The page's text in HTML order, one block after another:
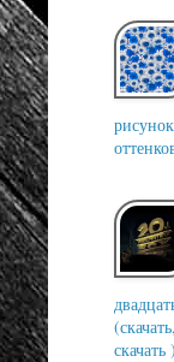
скачать )